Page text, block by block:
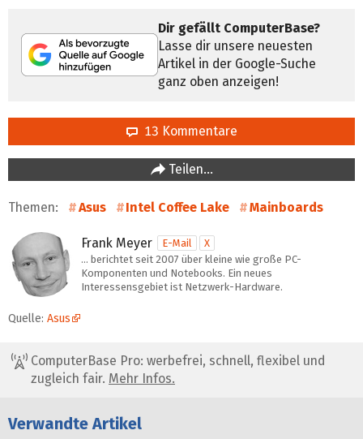
Dir gefällt ComputerBase?
Lasse dir unsere neuesten
Artikel in der Google-Suche
ganz oben anzeigen!
13 Kommentare
Teilen…
Themen: Asus Intel Coffee Lake Mainboards
Frank Meyer E-Mail
X
… berichtet seit 2007 über kleine wie große PC-
Komponenten und Notebooks. Ein neues
Interessensgebiet ist Netzwerk-Hardware.
Quelle: Asus
ComputerBase Pro: werbefrei, schnell, flexibel und
zugleich fair. Mehr Infos.
Verwandte Artikel